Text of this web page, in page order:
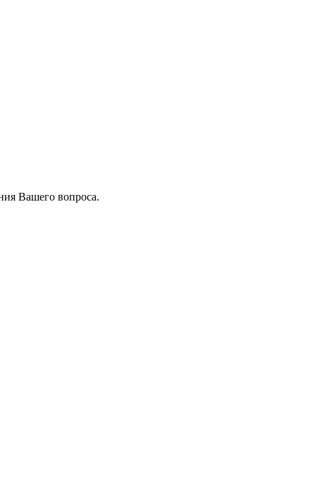
Вашего вопроса.